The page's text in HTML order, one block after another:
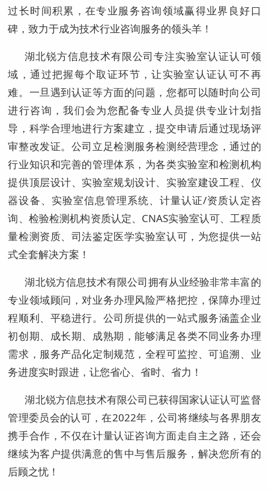
过长时间积累，在专业服务咨询领域赢得业界良好口
碑，致力于成为技术行业咨询服务的领头羊！
湖北锐方信息技术有限公司专注实验室认证认可领
域，通过把握每个取证环节，让实验室认证认可不再
难。一旦遇到认证等方面的问题，您都可以随时向公司
进行咨询，我们会为您配备专业人员提供专业计划指
导，科学合理地进行方案建立，提交申请后通过现场评
审整改发证。公司立足检测服务检测经营理念，通过的
行业知识和完善的管理体系，为各类实验室和检测机构
提供顶层设计、实验室规划设计、实验室建设工程、仪
器设备、实验室信息管理系统、计量认证/资质认定咨
询、检验检测机构资质认定、CNAS实验室认可、工程质
量检测资质、司法鉴定医学实验室认可，为您提供一站
式全套解决方案！
湖北锐方信息技术有限公司拥有从业经验非常丰富的
专业领域顾问，对业务办理风险严格把控，保障办理过
程顺利、平稳进行。公司所提供的一站式服务涵盖企业
初创期、成长期、成熟期，能够满足各类不同业务办理
需求，服务产品化定制规范，全程可监控、可追溯、业
务进度实时跟进，让您省心、省时、省力！
湖北锐方信息技术有限公司已获得国家认证认可监督
管理委员会的认可，在2022年，公司将继续与各界朋友
携手合作，不仅在计量认证咨询方面走自主之路，还会
继续为客户提供满意的售中与售后服务，解决您所有的
后顾之忧！